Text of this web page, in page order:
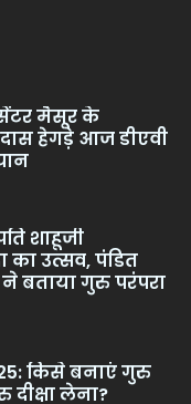
सेंटर मैसूर के
हेगड़े आज डीएवी
शाहूजी
का उत्सव, पंडित
बताया गुरु परंपरा
किसे बनाएं गुरु
लेना?